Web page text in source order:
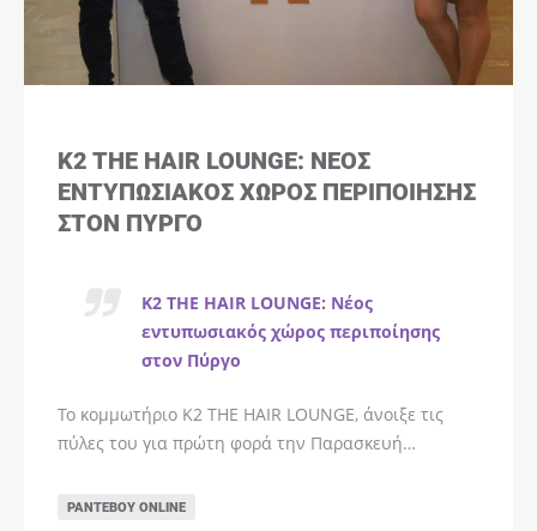
K2 THE HAIR LOUNGE: ΝΈΟΣ
ΕΝΤΥΠΩΣΙΑΚΌΣ ΧΏΡΟΣ ΠΕΡΙΠΟΊΗΣΗΣ
ΣΤΟΝ ΠΎΡΓΟ
K2 THE HAIR LOUNGE: Νέος
εντυπωσιακός χώρος περιποίησης
στον Πύργο
Το κομμωτήριο K2 THE HAIR LOUNGE, άνοιξε τις
πύλες του για πρώτη φορά την Παρασκευή…
ΡΑΝΤΕΒΟΎ ONLINE